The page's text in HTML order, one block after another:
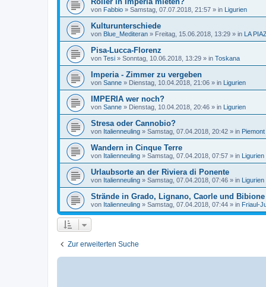
von Fabbio » Samstag, 07.07.2018, 21:57 » in Ligurien
Kulturunterschiede
von Blue_Mediteran » Freitag, 15.06.2018, 13:29 » in LA
Pisa-Lucca-Florenz
von Tesi » Sonntag, 10.06.2018, 13:29 » in Toskana
Imperia - Zimmer zu vergeben
von Sanne » Dienstag, 10.04.2018, 21:06 » in Ligurien
IMPERIA wer noch?
von Sanne » Dienstag, 10.04.2018, 20:46 » in Ligurien
Stresa oder Cannobio?
von Italienneuling » Samstag, 07.04.2018, 20:42 » in Piemont
Wandern in Cinque Terre
von Italienneuling » Samstag, 07.04.2018, 07:57 » in Ligurien
Urlaubsorte an der Riviera di Ponente
von Italienneuling » Samstag, 07.04.2018, 07:46 » in Ligurien
Strände in Grado, Lignano, Caorle und Bibione
von Italienneuling » Samstag, 07.04.2018, 07:44 » in Friaul-
Zur erweiterten Suche